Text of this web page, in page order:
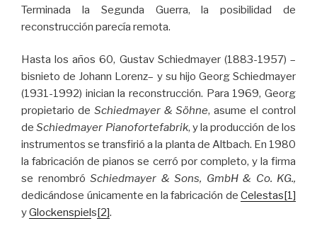
Terminada la Segunda Guerra, la posibilidad de
reconstrucción parecía remota.
Hasta los años 60, Gustav Schiedmayer (1883-1957) –
bisnieto de Johann Lorenz– y su hijo Georg Schiedmayer
(1931-1992) inician la reconstrucción. Para 1969, Georg
propietario de Schiedmayer & Söhne, asume el control
deSchiedmayer Pianofortefabrik, y la producción de los
instrumentos se transfirió a la planta de Altbach. En 1980
la fabricación de pianos se cerró por completo, y la firma
se renombró Schiedmayer & Sons, GmbH & Co. KG.,
dedicándose únicamente en la fabricación de Celestas[1]
yGlockenspiels[2].